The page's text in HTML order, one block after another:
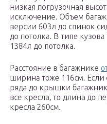
низкая погрузочная
исключение. Объем
версии 603л до спинок
до потолка. В типе
1384л до потолка.
Расстояние в багажнике
ширина тоже 116см. Если
ряда до крышки
все кресла, то длина до
кресла 260см.